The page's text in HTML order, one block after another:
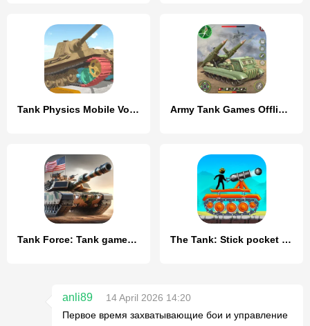
Tank Physics Mobile Vol.3 Army Tank Games Offline 3d
Tank Force: Tank games blitz The Tank: Stick pocket hill
anli89
14 April 2026 14:20
Первое время захватывающие бои и управление